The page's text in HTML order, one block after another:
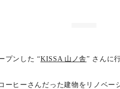
プンした “KISSA 山ノ舎” さんに
ーヒーさんだった建物をリノベー